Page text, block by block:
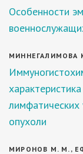
Особенности
МИННЕГАЛИМОВА
лимфатических
опухоли
МИРОНОВ М. М.,